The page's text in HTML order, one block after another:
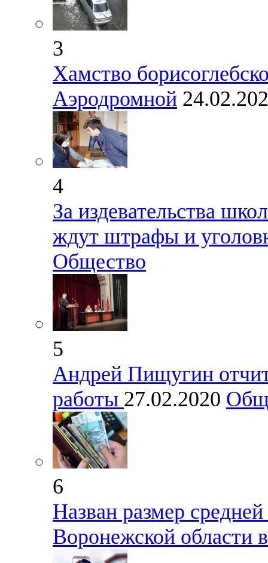
3
Хамство
Аэродромной
4
За издевательства
ждут штрафы и
Общество
5
Андрей Пищугин
работы 27.02.2020
6
Назван размер
Воронежской области